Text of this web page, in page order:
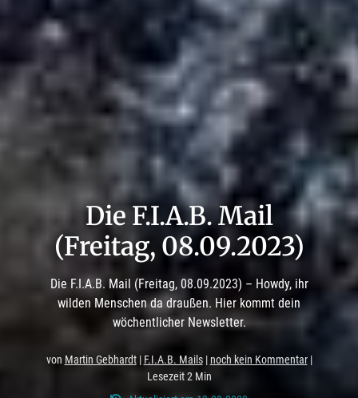
Die F.I.A.B. Mail
(Freitag, 08.09.2023)
Die F.I.A.B. Mail (Freitag, 08.09.2023) – Howdy, ihr
wilden Menschen da draußen. Hier kommt dein
wöchentlicher Newsletter.
von Martin Gebhardt| F.I.A.B. Mails|noch kein Kommentar|
Lesezeit 2 Min